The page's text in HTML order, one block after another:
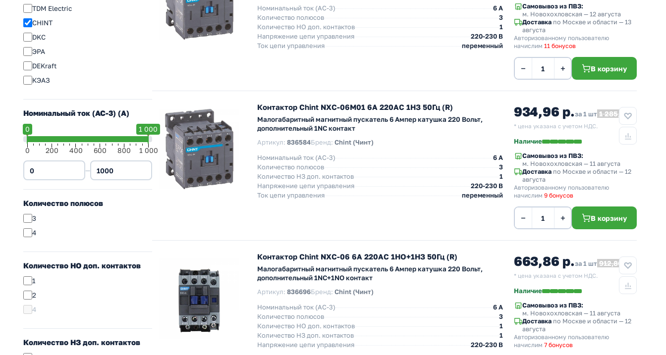
TDM Electric
CHINT
DKC
ЭРА
DEKraft
КЭАЗ
Номинальный ток (АС-3) (A)
0 1 000
0 200 400 600 800 1 000
—
Количество полюсов
3
4
Количество НO доп. контактов
1
2
4
Количество НЗ доп. контактов
Номинальный ток (АС-3)
6 A
Количество полюсов
3
Количество НO доп. контактов
1
Напряжение цепи управления
220-230 В
Ток цепи управления
переменный
Самовывоз из ПВЗ:
м. Новохохловская — 12 августа
Доставка по Москве и области — 13
августа
Авторизованному пользователю
начислим 11 бонусов
− + В корзину
Контактор Chint NXC-06M01 6A 220АС 1НЗ 50Гц (R)
Малогабаритный магнитный пускатель 6 Ампер катушка 220 Вольт,
дополнительный 1NC контакт
Артикул: 836584Бренд: Chint (Чинт)
Номинальный ток (АС-3)
6 A
Количество полюсов
3
Количество НЗ доп. контактов
1
Напряжение цепи управления
220-230 В
Ток цепи управления
переменный
934,96 р.за 1 шт 1 285,57
* цена указана с учетом НДС.
Наличие
Самовывоз из ПВЗ:
м. Новохохловская — 11 августа
Доставка по Москве и области — 12
августа
Авторизованному пользователю
начислим 9 бонусов
− + В корзину
Контактор Chint NXC-06 6А 220АС 1НО+1НЗ 50Гц (R)
Малогабаритный магнитный пускатель 6 Ампер катушка 220 Вольт,
дополнительный 1NC+1NO контакт
Артикул: 836696Бренд: Chint (Чинт)
Номинальный ток (АС-3)
6 A
Количество полюсов
3
Количество НO доп. контактов
1
Количество НЗ доп. контактов
1
Напряжение цепи управления
220-230 В
663,86 р.за 1 шт 912,80
* цена указана с учетом НДС.
Наличие
Самовывоз из ПВЗ:
м. Новохохловская — 11 августа
Доставка по Москве и области — 12
августа
Авторизованному пользователю
начислим 7 бонусов